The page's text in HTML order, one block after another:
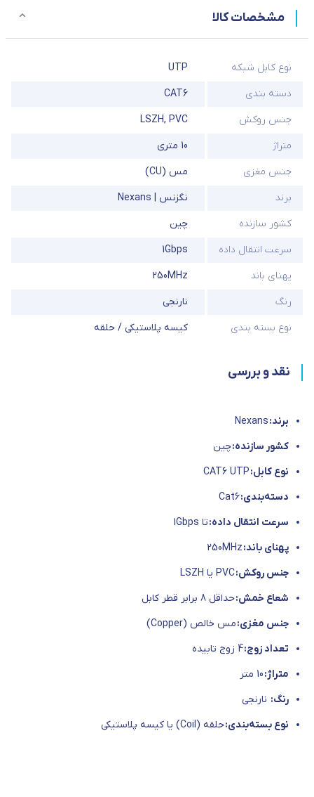
مشخصات کالا
نوع کابل شبکه
UTP
دسته بندی
CAT6
جنس روکش
PVC
,
LSZH
متراژ
10 متری
جنس مغزی
مس (CU)
برند
نگزنس | Nexans
کشور سازنده
چین
سرعت انتقال داده
1Gbps
پهنای باند
250MHz
رنگ
نارنجی
نوع بسته بندی
کیسه پلاستیکی / حلقه
نقد و بررسی
برند:
کشور سازنده:چین
نوع کابل:
دسته‌بندی:
سرعت انتقال داده:تا 1Gbps
پهنای باند:
جنس روکش:
شعاع خمش:حداقل 8 برابر قطر کابل
جنس مغزی:مس خالص (Copper)
تعداد زوج:
متراژ:10 متر
رنگ: نارنجی
نوع بسته‌بندی:حلقه (Coil) یا کیسه پلاستیکی